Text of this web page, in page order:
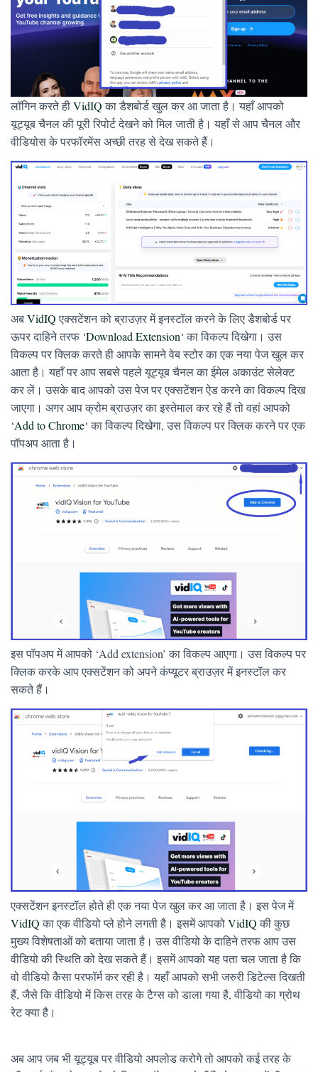
लॉगिन करते हीVidIQका डैशबोर्ड खुल कर आ जाता है। यहाँ आपको
यूट्यूब चैनल की पूरी रिपोर्ट देखने को मिल जाती है। यहाँ से आप चैनल और
वीडियोस के परफॉरमेंस अच्छी तरह से देख सकते हैं।
अबVidIQएक्सटेंशन को ब्राउज़र में इनस्टॉल करने के लिए डैशबोर्ड पर
ऊपर दाहिने तरफ ‘Download Extension‘ का विकल्प दिखेगा। उस
विकल्प पर क्लिक करते ही आपके सामने वेब स्टोर का एक नया पेज खुल कर
आता है। यहाँ पर आप सबसे पहले यूट्यूब चैनल का ईमेल अकाउंट सेलेक्ट
कर लें। उसके बाद आपको उस पेज पर एक्सटेंशन ऐड करने का विकल्प दिख
जाएगा। अगर आप क्रोम ब्राउज़र का इस्तेमाल कर रहे हैं तो वहां आपको
‘Add to Chrome‘ का विकल्प दिखेगा, उस विकल्प पर क्लिक करने पर एक
पॉपअप आता है।
इस पॉपअप में आपको ‘Add extension’ का विकल्प आएगा। उस विकल्प पर
क्लिक करके आप एक्सटेंशन को अपने कंप्यूटर ब्राउज़र में इनस्टॉल कर
सकते हैं।
एक्सटेंशन इनस्टॉल होते ही एक नया पेज खुल कर आ जाता है। इस पेज में
VidIQका एक वीडियो प्ले होने लगती है। इसमें आपकोVidIQकी कुछ
मुख्य विशेषताओं को बताया जाता है। उस वीडियो के दाहिने तरफ आप उस
वीडियो की स्थिति को देख सकते हैं। इसमें आपको यह पता चल जाता है कि
वो वीडियो कैसा परफॉर्म कर रही है। यहाँ आपको सभी जरुरी डिटेल्स दिखती
हैं, जैसे कि वीडियो में किस तरह के टैग्स को डाला गया है, वीडियो का ग्रोथ
रेट क्या है।
अब आप जब भी यूट्यूब पर वीडियो अपलोड करोगे तो आपको कई तरह के